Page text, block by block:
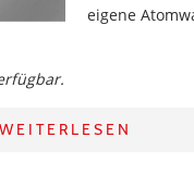
eigene
WEITERLESEN